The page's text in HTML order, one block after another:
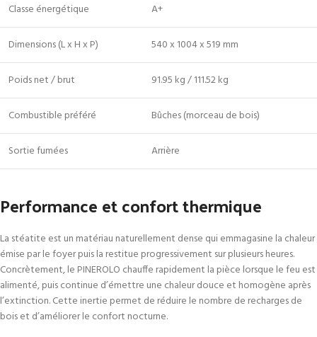
Classe énergétique A+
Dimensions (L x H x P) 540 x 1004 x 519 mm
Poids net / brut 91.95 kg / 111.52 kg
Combustible préféré Bûches (morceau de bois)
Sortie fumées Arrière
Performance et confort thermique
La stéatite est un matériau naturellement dense qui emmagasine la chaleur
émise par le foyer puis la restitue progressivement sur plusieurs heures.
Concrètement, le PINEROLO chauffe rapidement la pièce lorsque le feu est
alimenté, puis continue d’émettre une chaleur douce et homogène après
l’extinction. Cette inertie permet de réduire le nombre de recharges de
bois et d’améliorer le confort nocturne.